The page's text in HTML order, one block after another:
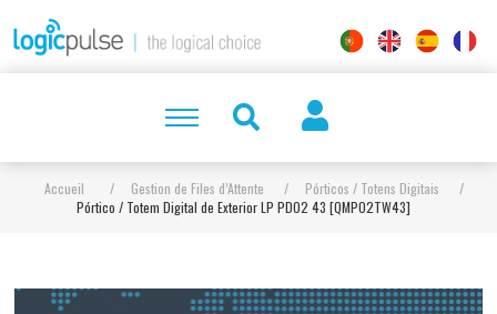
Accueil / Gestion de Files d’Attente / Pórticos / Totens Digitais
/
Pórtico / Totem Digital de Exterior LP PDO2 43 [QMPO2TW43]